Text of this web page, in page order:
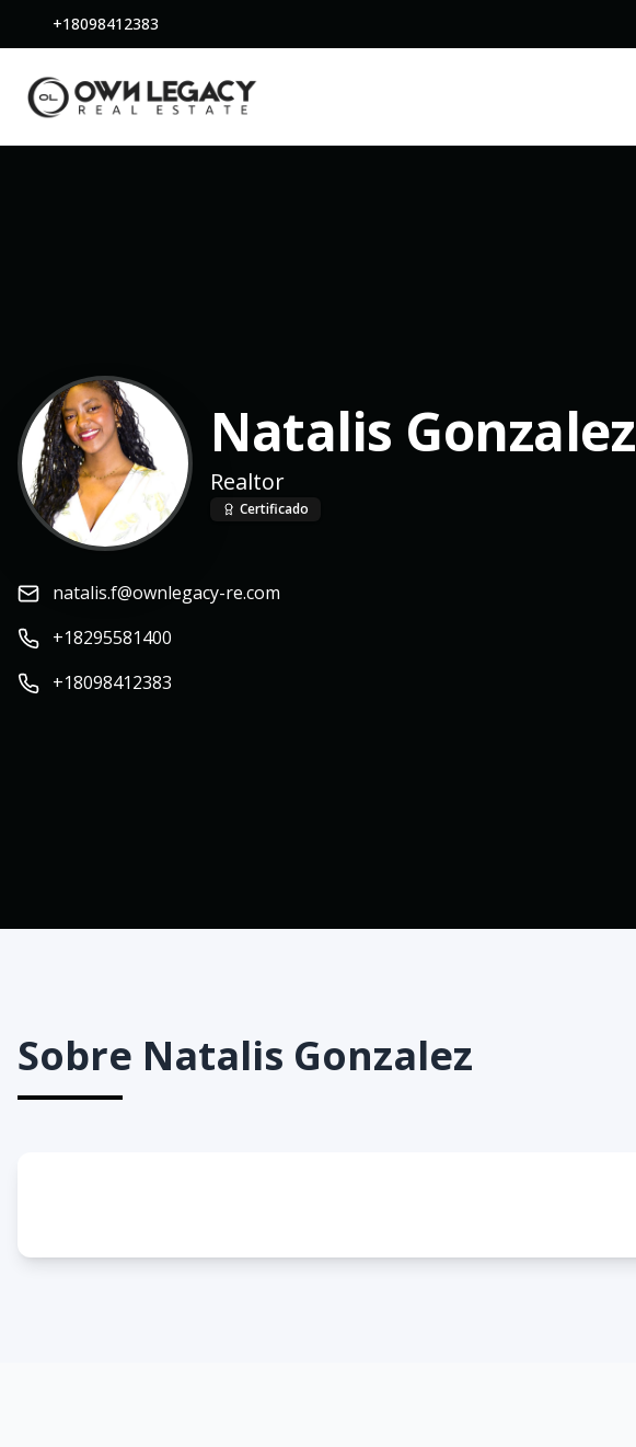
+18098412383
Natalis Gonzalez
Realtor
Certificado
natalis.f@ownlegacy-re.com
+18295581400
+18098412383
Sobre Natalis Gonzalez